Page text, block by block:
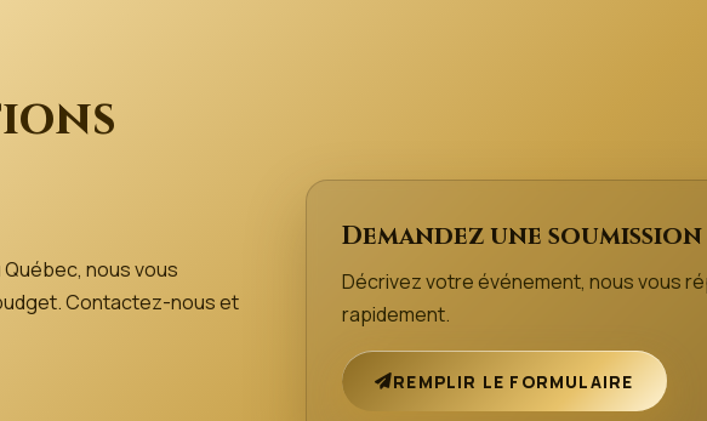
nous vous
Contactez-nous et
Demandez une
Décrivez votre événement, nous vous
rapidement.
REMPLIR LE FORMULAIRE